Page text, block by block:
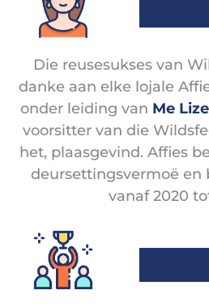
Die reusesukses van
danke aan elke lojale
onder leiding van Me
voorsitter van die
het, plaasgevind. Affies
deursettingsvermoë en
vanaf 2020